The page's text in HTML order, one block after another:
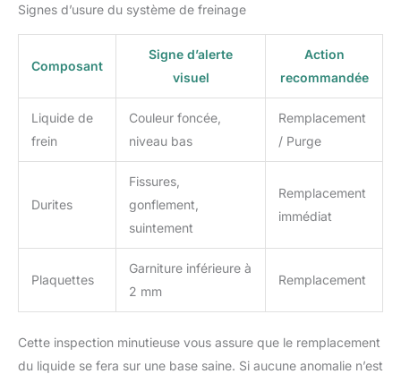
Signes d’usure du système de freinage
Composant
Signe d’alerte
visuel
Action
recommandée
Liquide de
frein
Couleur foncée,
niveau bas
Remplacement
/ Purge
Durites
Fissures,
gonflement,
suintement
Remplacement
immédiat
Plaquettes
Garniture inférieure à
2 mm
Remplacement
Cette inspection minutieuse vous assure que le remplacement
du liquide se fera sur une base saine. Si aucune anomalie n’est